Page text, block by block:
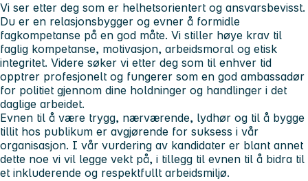
Vi ser etter deg som er helhetsorientert og ansvarsbevisst.
Du er en relasjonsbygger og evner å formidle
fagkompetanse på en god måte. Vi stiller høye krav til
faglig kompetanse, motivasjon, arbeidsmoral og etisk
integritet. Videre søker vi etter deg som til enhver tid
opptrer profesjonelt og fungerer som en god ambassadør
for politiet gjennom dine holdninger og handlinger i det
daglige arbeidet.
Evnen til å være trygg, nærværende, lydhør og til å bygge
tillit hos publikum er avgjørende for suksess i vår
organisasjon. I vår vurdering av kandidater er blant annet
dette noe vi vil legge vekt på, i tillegg til evnen til å bidra til
et inkluderende og respektfullt arbeidsmiljø.